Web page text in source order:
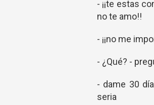
- ¡¡te estas
no te amo!!
- ¡¡no me
- ¿Qué? -
- dame 30
seria